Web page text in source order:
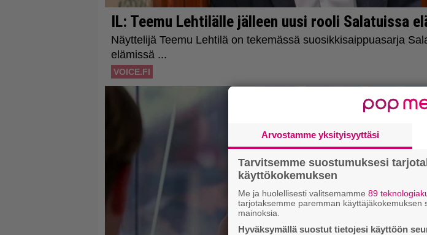
Arvostamme yksityisyyttäsi
Tarvitsemme suostumuksesi
käyttökokemuksen
Me ja huolellisesti valitsemamme 89
tarjotaksemme paremman käyttäjäkokemuksen
mainoksia.
Hyväksymällä suostut tietojesi käyttöön